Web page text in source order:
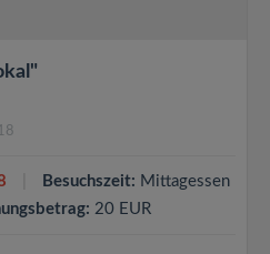
Besuchszeit: Mittagessen
20 EUR